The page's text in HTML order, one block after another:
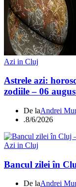
Azi in Cluj
Astrele azi:
zodiile – 06
De laAndrei
.8/6/2026
Azi in Cluj
Bancul zilei în
De laAndrei